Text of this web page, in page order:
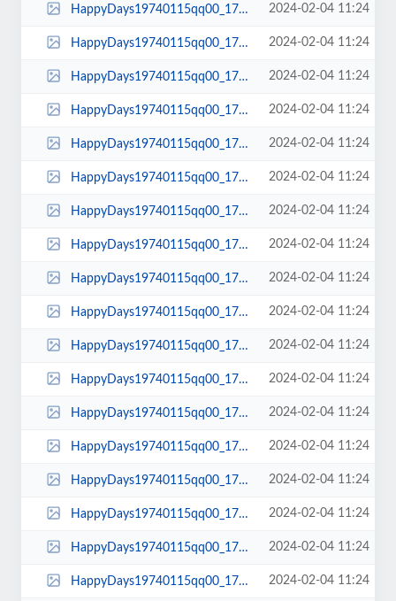
HappyDays19740115qq00_17_49qq00207.jpg 2024-02-04 11:24
HappyDays19740115qq00_17_48qq00206.jpg 2024-02-04 11:24
HappyDays19740115qq00_17_45qq00205.jpg 2024-02-04 11:24
HappyDays19740115qq00_17_44qq00204.jpg 2024-02-04 11:24
HappyDays19740115qq00_17_43qq00203.jpg 2024-02-04 11:24
HappyDays19740115qq00_17_40qq00202.jpg 2024-02-04 11:24
HappyDays19740115qq00_17_38qq00201.jpg 2024-02-04 11:24
HappyDays19740115qq00_17_33qq00200.jpg 2024-02-04 11:24
HappyDays19740115qq00_17_32qq00199.jpg 2024-02-04 11:24
HappyDays19740115qq00_17_25qq00198.jpg 2024-02-04 11:24
HappyDays19740115qq00_17_24qq00197.jpg 2024-02-04 11:24
HappyDays19740115qq00_17_22qq00196.jpg 2024-02-04 11:24
HappyDays19740115qq00_17_20qq00195.jpg 2024-02-04 11:24
HappyDays19740115qq00_17_18qq00194.jpg 2024-02-04 11:24
HappyDays19740115qq00_17_16qq00193.jpg 2024-02-04 11:24
HappyDays19740115qq00_17_10qq00192.jpg 2024-02-04 11:24
HappyDays19740115qq00_17_08qq00191.jpg 2024-02-04 11:24
HappyDays19740115qq00_17_05qq00190.jpg 2024-02-04 11:24